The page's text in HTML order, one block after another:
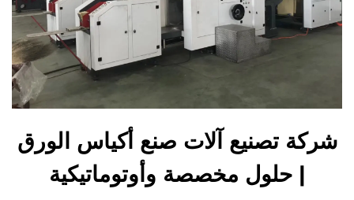
الأسئلة الشائعة
شركة تصنيع آلات صنع أكياس الورق
| حلول مخصصة وأوتوماتيكية